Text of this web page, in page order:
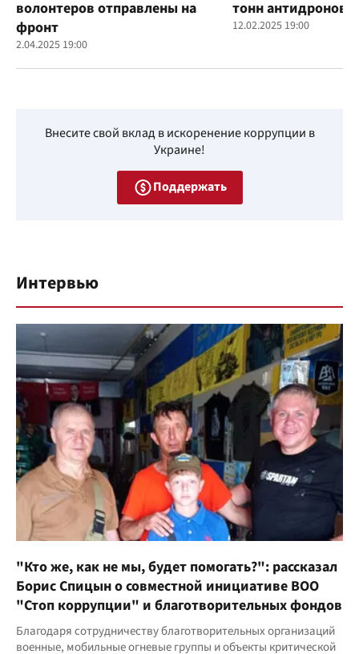
волонтеров отправлены на
фронт
2.04.2025 19:00
тонн
12.02.2025 19:00
Внесите свой вклад в искоренение коррупции в
Украине!
Поддержать
Интервью
"Кто же, как не мы, будет помогать?": рассказал
Борис Спицын о совместной инициативе ВОО
"Стоп коррупции" и благотворительных фондов
Благодаря сотрудничеству благотворительных организаций
военные, мобильные огневые группы и объекты критической